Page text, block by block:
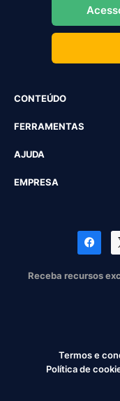
CONTEÚDO
FERRAMENTAS
AJUDA
EMPRESA
Receba recursos
Termos e
Política de